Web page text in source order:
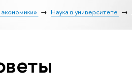
Наука в университете